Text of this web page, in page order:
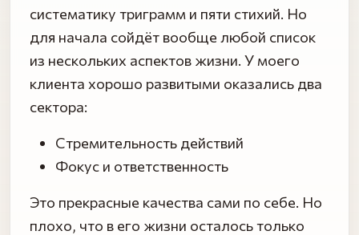
систематику триграмм и пяти стихий. Но
для начала сойдёт вообще любой список
из нескольких аспектов жизни. У моего
клиента хорошо развитыми оказались два
сектора:
Стремительность действий
Фокус и ответственность
Это прекрасные качества сами по себе. Но
плохо, что в его жизни осталось только